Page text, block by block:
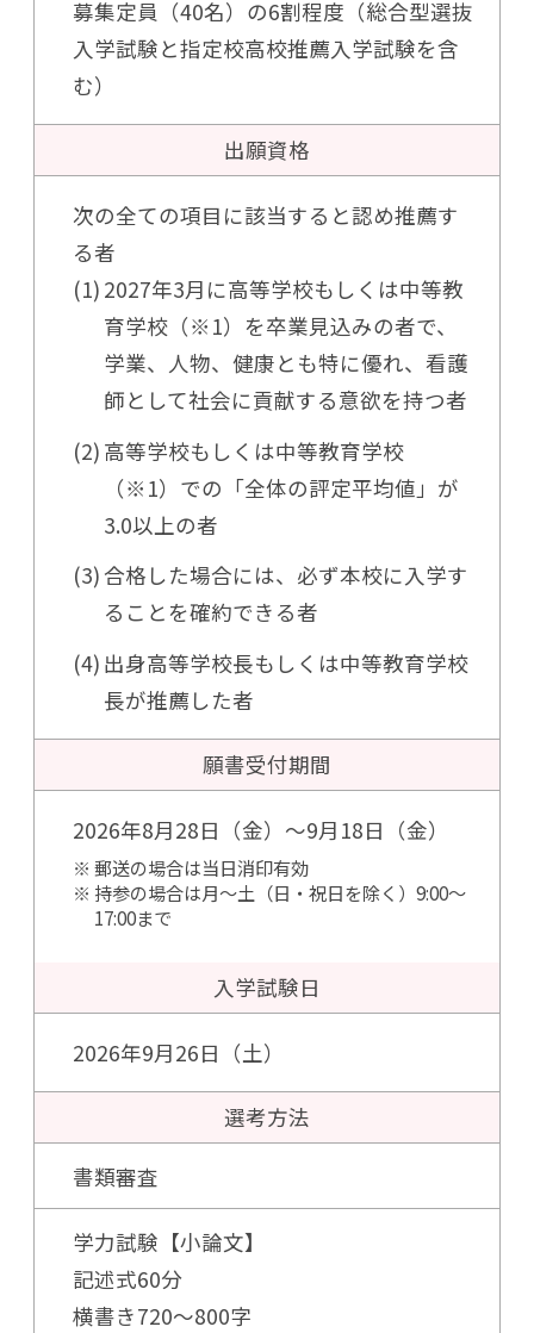
募集定員（40名）の6割程度（総合型選抜
入学試験と指定校高校推薦入学試験を含
む）
出願資格
次の全ての項目に該当すると認め推薦す
る者
2027年3月に高等学校もしくは中等教
育学校（※1）を卒業見込みの者で、
学業、人物、健康とも特に優れ、看護
師として社会に貢献する意欲を持つ者
高等学校もしくは中等教育学校
（※1）での「全体の評定平均値」が
3.0以上の者
合格した場合には、必ず本校に入学す
ることを確約できる者
出身高等学校長もしくは中等教育学校
長が推薦した者
願書受付期間
2026年8月28日（金）～9月18日（金）
郵送の場合は当日消印有効
持参の場合は月～土（日・祝日を除く）9:00～
17:00まで
入学試験日
2026年9月26日（土）
選考方法
書類審査
学力試験【小論文】
記述式60分
横書き720～800字